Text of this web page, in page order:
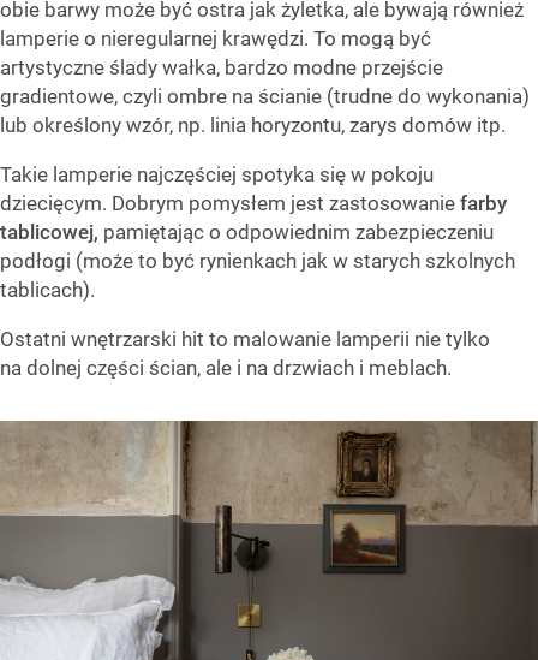
obie barwy może być ostra jak żyletka, ale bywają również
lamperie o nieregularnej krawędzi. To mogą być
artystyczne ślady wałka, bardzo modne przejście
gradientowe, czyli ombre na ścianie (trudne do wykonania)
lub określony wzór, np. linia horyzontu, zarys domów itp.
Takie lamperie najczęściej spotyka się w pokoju
dziecięcym. Dobrym pomysłem jest zastosowanie farby
tablicowej, pamiętając o odpowiednim zabezpieczeniu
podłogi (może to być rynienkach jak w starych szkolnych
tablicach).
Ostatni wnętrzarski hit to malowanie lamperii nie tylko
na dolnej części ścian, ale i na drzwiach i meblach.